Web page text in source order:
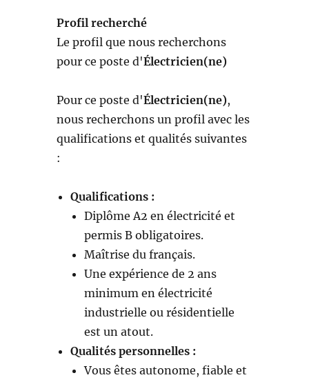
Profil recherché
Le profil que nous recherchons
pour ce poste d'Électricien(ne)
Pour ce poste d'Électricien(ne),
nous recherchons un profil avec les
qualifications et qualités suivantes
:
Qualifications :
Diplôme A2 en électricité et
permis B obligatoires.
Maîtrise du français.
Une expérience de 2 ans
minimum en électricité
industrielle ou résidentielle
est un atout.
Qualités personnelles :
Vous êtes autonome, fiable et